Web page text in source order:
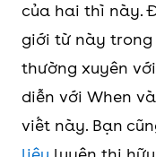
của hai thì này.
giới từ này
thường xuyên
diễn với When
viết này. Bạn